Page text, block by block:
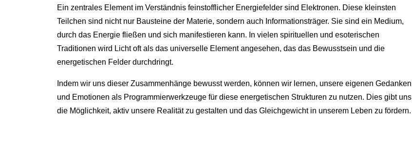
Ein zentrales Element im Verständnis feinstofflicher Energiefelder sind Elektronen. Diese kleinsten
Teilchen sind nicht nur Bausteine der Materie, sondern auch Informationsträger. Sie sind ein Medium,
durch das Energie fließen und sich manifestieren kann. In vielen spirituellen und esoterischen
Traditionen wird Licht oft als das universelle Element angesehen, das das Bewusstsein und die
energetischen Felder durchdringt.
Indem wir uns dieser Zusammenhänge bewusst werden, können wir lernen, unsere eigenen Gedanken
und Emotionen als Programmierwerkzeuge für diese energetischen Strukturen zu nutzen. Dies gibt uns
die Möglichkeit, aktiv unsere Realität zu gestalten und das Gleichgewicht in unserem Leben zu fördern.